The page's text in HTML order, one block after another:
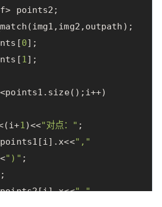
> points2 ;
(img1 , img2 , outpath );
[0];
[1];
<points1 . size(); i++)
(i+1)<<"对点：" ;
points1 [i]. x<<","
")" ;
;
points2[i].x<<","